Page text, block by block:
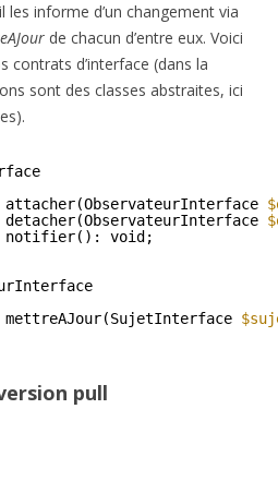
informe d’un changement via
de chacun d’entre eux. Voici
contrats d’interface (dans la
sont des classes abstraites, ici
attacher(ObservateurInterface
detacher(ObservateurInterface
notifier(): void;
mettreAJour(SujetInterface
pull